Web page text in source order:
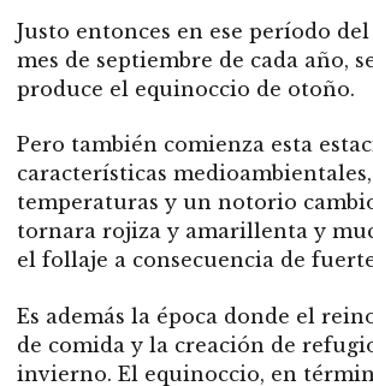
Justo entonces en ese período del
mes de septiembre de cada año,
produce el equinoccio de otoño.
Pero también comienza esta
características
temperaturas y un notorio
tornara rojiza y amarillenta y
el follaje a consecuencia de
Es además la época donde el
de comida y la creación de
invierno. El equinoccio, en